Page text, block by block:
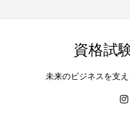
資格試
未来のビジネスを支